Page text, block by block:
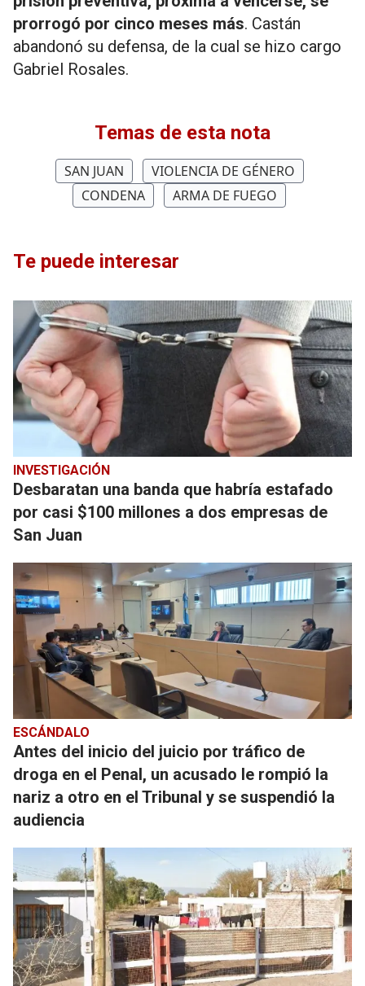
prorrogó por cinco meses más. Castán
abandonó su defensa, de la cual se hizo cargo
Gabriel Rosales.
Temas de esta nota
SAN JUAN
VIOLENCIA DE GÉNERO
CONDENA
ARMA DE FUEGO
Te puede interesar
INVESTIGACIÓN
Desbaratan una banda que habría estafado
por casi $100 millones a dos empresas de
San Juan
ESCÁNDALO
Antes del inicio del juicio por tráfico de
droga en el Penal, un acusado le rompió la
nariz a otro en el Tribunal y se suspendió la
audiencia